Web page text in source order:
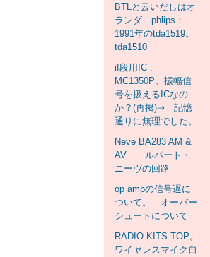
BTLと云いだしはオ
ランダ phlips：
1991年のtda1519。
tda1510
if段用IC :
MC1350P。振幅信
号を扱えるICなの
か？(再掲)⇒ 記憶
通りに無理でした。
Neve BA283 AM &
AV ルパート・
ニーヴの回路
op ampの信号遅に
ついて。 オーバー
シュートについて
RADIO KITS TOP。
ワイヤレスマイク自